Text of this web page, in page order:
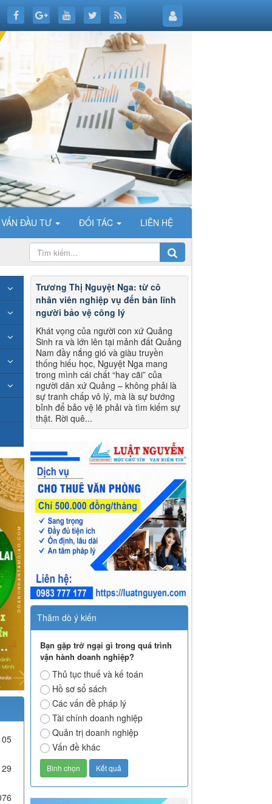
ĐẦU TƯ ĐỐI TÁC LIÊN HỆ
Trương Thị Nguyệt Nga: từ cô
nhân viên nghiệp vụ đến bản lĩnh
người bảo vệ công lý
Khát vọng của người con xứ Quảng
Sinh ra và lớn lên tại mảnh đất Quảng
Nam đầy nắng gió và giàu truyền
thống hiếu học, Nguyệt Nga mang
trong mình cái chất “hay cãi” của
người dân xứ Quảng – không phải là
sự tranh chấp vô lý, mà là sự bướng
bỉnh để bảo vệ lẽ phải và tìm kiếm sự
thật. Rời quê...
Thăm dò ý kiến
Bạn gặp trở ngại gì trong quá trình
vận hành doanh nghiệp?
Thủ tục thuế và kế toán
Hồ sơ sổ sách
Các vấn đề pháp lý
Tài chính doanh nghiệp
Quản trị doanh nghiệp
Vấn đề khác
29